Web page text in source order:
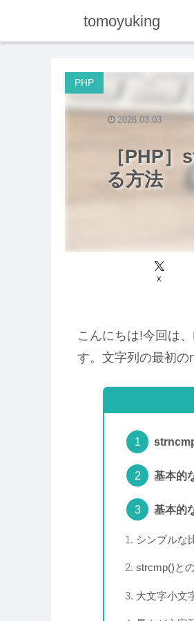
tomoyuking
［PHP
る方法
PHP
X
2026.03.03
こんにちは!今回は
す。文字列の最初の
基本的
基本的
シンプルな
strcmp()と
大文字小文